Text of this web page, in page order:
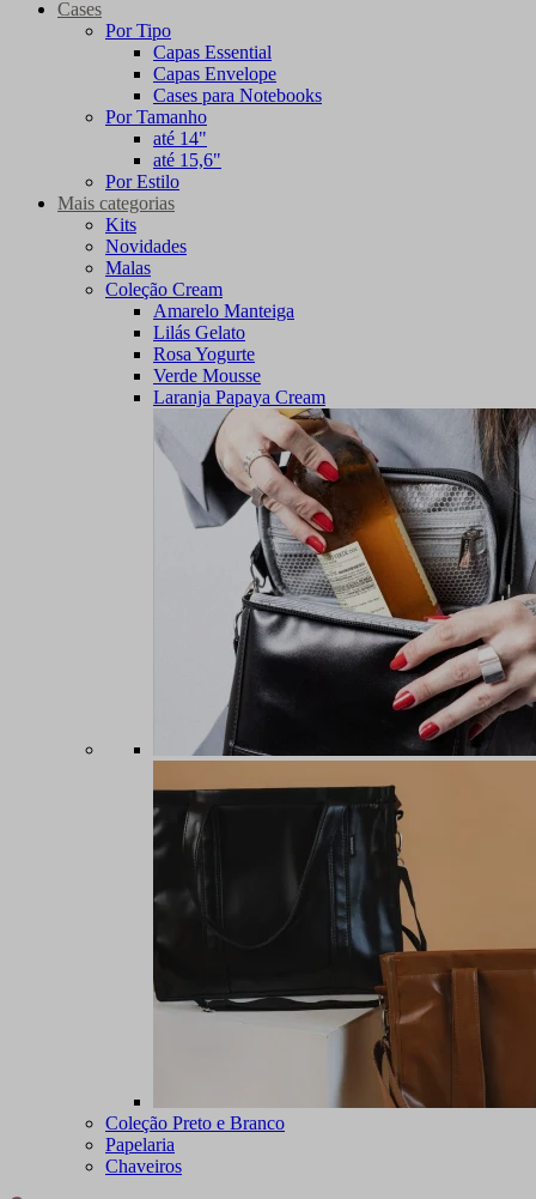
Cases
Por Tipo
Capas Essential
Capas Envelope
Cases para Notebooks
Por Tamanho
até 14"
até 15,6"
Por Estilo
Mais categorias
Kits
Novidades
Malas
Coleção Cream
Amarelo Manteiga
Lilás Gelato
Rosa Yogurte
Verde Mousse
Laranja Papaya Cream
Coleção Preto e Branco
Papelaria
Chaveiros